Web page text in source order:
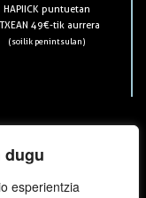
dugu
esperientzia
HAPIICK puntuetan
49€-tik aurrera
(soilik penintsulan)